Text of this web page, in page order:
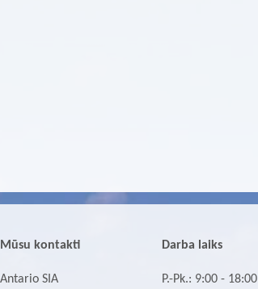
Mūsu kontakti
Antario SIA
Darba laiks
P.-Pk.: 9:00 - 18:00